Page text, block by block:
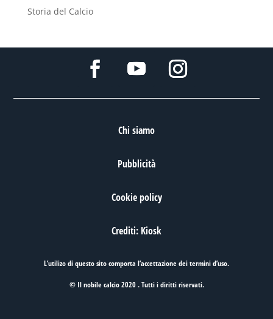
Storia del Calcio
Chi siamo
Pubblicità
Cookie policy
Crediti: Kiosk
L’utilizo di questo sito comporta l’accettazione deitermini d’uso.
© Il nobile calcio 2020 . Tutti i diritti riservati.